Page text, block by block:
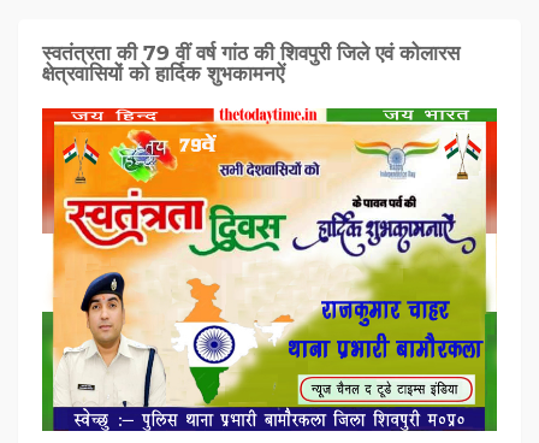
स्वतंत्रता की 79 वीं वर्ष गांठ की शिवपुरी जिले एवं कोलारस
क्षेत्रवासियों को हार्दिक शुभकामनऐं